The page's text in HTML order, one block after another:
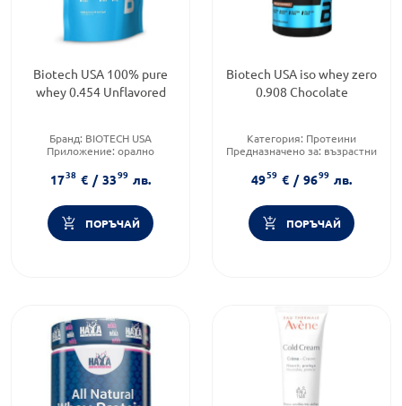
Biotech USA 100% pure
whey 0.454 Unflavored
Бранд: BIOTECH USA
Приложение: орално
1738 € / 3399 лв.
ПОРЪЧАЙ
Biotech USA iso whey zero
0.908 Chocolate
Категория: Протеини
Предназначено за: възрастни
4959 € / 9699 лв.
ПОРЪЧАЙ